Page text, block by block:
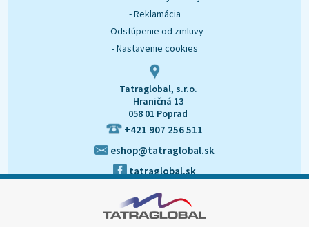
- Reklamácia
- Odstúpenie od zmluvy
- Nastavenie cookies
Tatraglobal, s.r.o.
Hraničná 13
058 01 Poprad
+421 907 256 511
eshop@tatraglobal.sk
tatraglobal.sk